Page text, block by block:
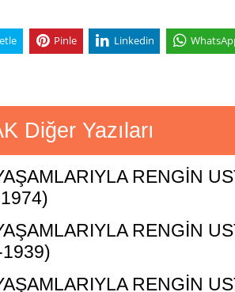
Pinle Linkedin
Diğer Yazıları
RENGİN
RENGİN
RENGİN